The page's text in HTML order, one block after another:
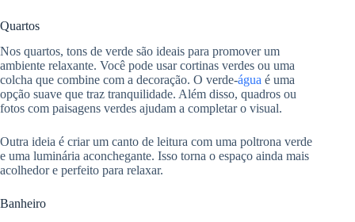
Quartos
Nos quartos, tons de verde são ideais para promover um
ambiente relaxante. Você pode usar cortinas verdes ou uma
colcha que combine com a decoração. O verde-água é uma
opção suave que traz tranquilidade. Além disso, quadros ou
fotos com paisagens verdes ajudam a completar o visual.
Outra ideia é criar um canto de leitura com uma poltrona verde
e uma luminária aconchegante. Isso torna o espaço ainda mais
acolhedor e perfeito para relaxar.
Banheiro